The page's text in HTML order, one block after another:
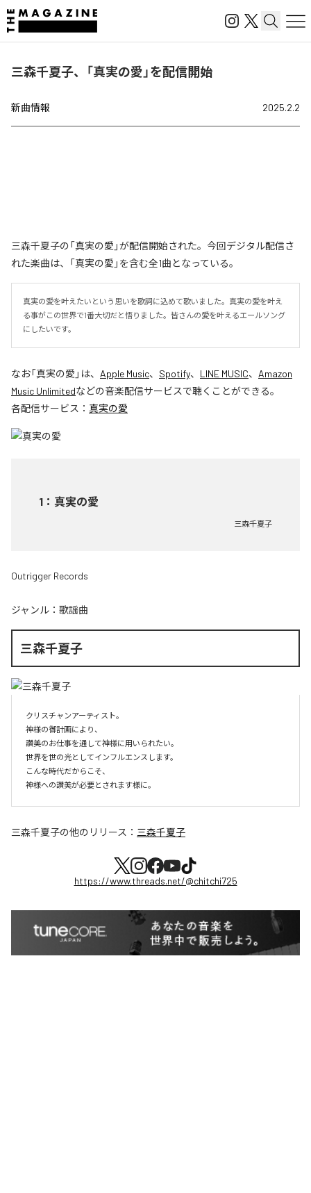
三森千夏子、「真実の愛」を配信開始
新曲情報 2025.2.2
三森千夏子の「真実の愛」が配信開始された。今回デジタル配信さ
れた楽曲は、「真実の愛」を含む全1曲となっている。
真実の愛を叶えたいという思いを歌詞に込めて歌いました。真実の愛を叶え
る事がこの世界で1番大切だと悟りました。皆さんの愛を叶えるエールソング
にしたいです。
なお「真実の愛 」は、 Apple Music、 Spotify、 LINE MUSIC、 Amazon
Music Unlimitedなどの音楽配信サービスで聴くことができる。
各配信サービス： 真実の愛
1 ： 真実の愛
三森千夏子
Outrigger Records
ジャンル： 歌謡曲
三森千夏子
クリスチャンアーティスト。
神様の御計画により、
讚美のお仕事を通して神様に用いられたい。
世界を世の光としてインフルエンスします。
こんな時代だからこそ、
三森千夏子の他のリリース： 三森千夏子
https://www.threads.net/@chitchi725